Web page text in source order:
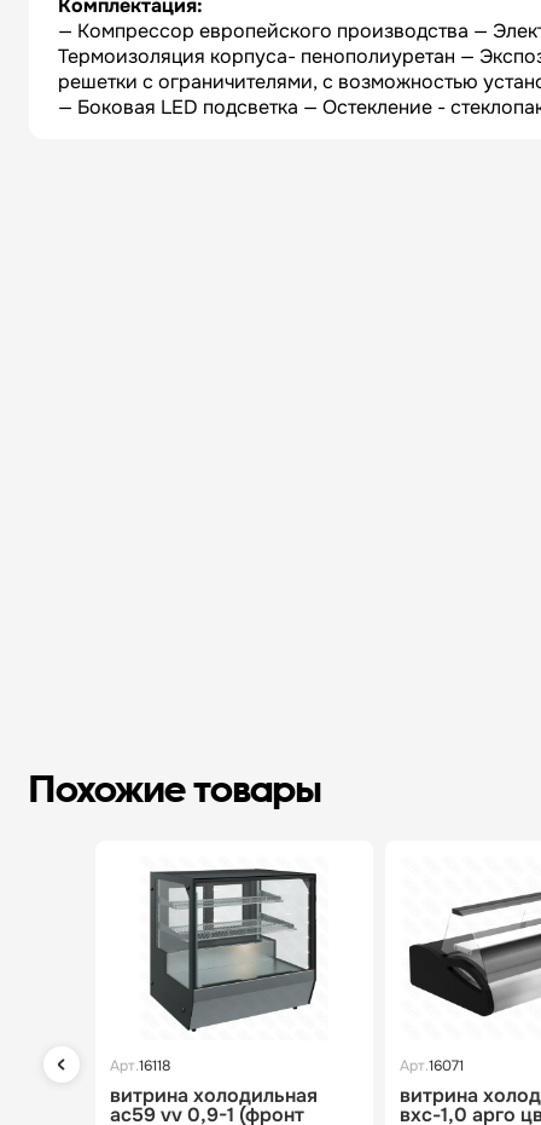
Комплектация:
— Компрессор европейского производства —
Термоизоляция корпуса- пенополиуретан —
решетки с ограничителями, с возможностью
— Боковая LED подсветка — Остекление -
Похожие товары
Арт.16118
витрина холодильная
ac59 vv 0,9-1 (фронт
Арт.16071
витрина
вхс-1,0 арго